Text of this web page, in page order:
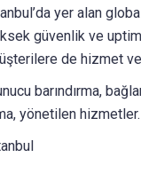
yer alan
güvenlik ve
de hizmet
barındırma,
yönetilen hizmetler.